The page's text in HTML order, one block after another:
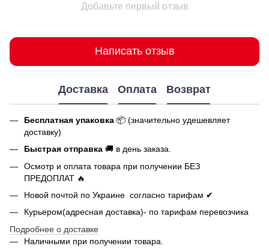
Добавьте первый отзыв
Написать отзыв
Доставка Оплата Возврат
Бесплатная упаковка 📦 (значительно удешевляет
доставку)
Быстрая отправка 🚚 в день заказа.
Осмотр и оплата товара при получении БЕЗ
ПРЕДОПЛАТ 🔥
Новой почтой по Украине согласно тарифам ✔
Курьером(адресная доставка)- по тарифам перевозчика
Подробнее о доставке
Наличными при получении товара.